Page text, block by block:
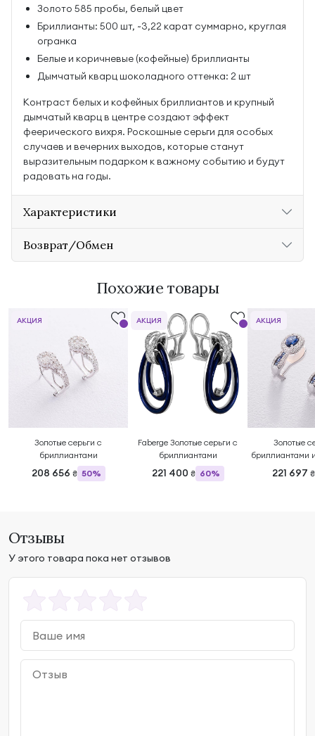
Золото 585 пробы, белый цвет
Бриллианты: 500 шт, ~3,22 карат суммарно, круглая
огранка
Белые и коричневые (кофейные) бриллианты
Дымчатый кварц шоколадного оттенка: 2 шт
Контраст белых и кофейных бриллиантов и крупный
дымчатый кварц в центре создают эффект
феерического вихря. Роскошные серьги для особых
случаев и вечерних выходов, которые станут
выразительным подарком к важному событию и будут
радовать на годы.
Характеристики
Возврат/Обмен
Похожие товары
Золотые серьги с
бриллиантами
208 656 ₴ 50%
АКЦИЯ
Faberge Золотые серьги с
бриллиантами
221 400 ₴ 60%
АКЦИЯ
Золотые
бриллиантами
221 697 ₴
АКЦИЯ
Отзывы
У этого товара пока нет отзывов